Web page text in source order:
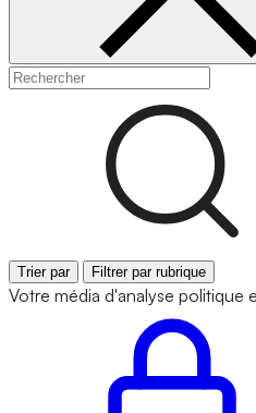
Trier par Filtrer par rubrique
Votre média d'analyse politique